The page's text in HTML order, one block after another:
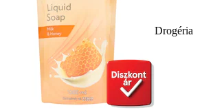
Drogéria